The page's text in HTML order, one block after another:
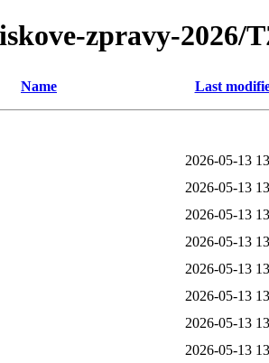
zpravy-2026/
Name Last
2026-05-13
2026-05-13
2026-05-13
2026-05-13
2026-05-13
2026-05-13
2026-05-13
2026-05-13